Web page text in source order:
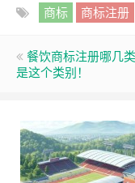
商标 商标注册
餐饮商标注册哪几
是这个类别！